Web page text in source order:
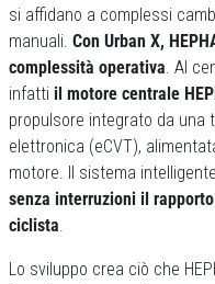
si affidano a complessi
manuali. Con Urban X,
complessità operativa. Al
infatti il motore centrale
propulsore integrato da una
elettronica (eCVT),
motore. Il sistema intelligente
senza interruzioni il
ciclista.
Lo sviluppo crea ciò che